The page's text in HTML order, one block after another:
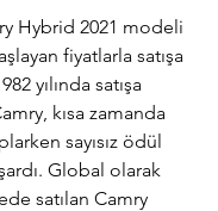
Hybrid 2021 modeli
fiyatlarla satışa
yılında satışa
kısa zamanda
sayısız ödül
Global olarak
satılan Camry